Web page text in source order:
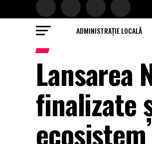
ADMINISTRAȚIE LOCALĂ
Lansarea
finalizate